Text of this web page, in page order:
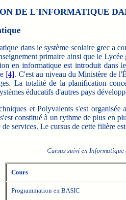
DE L'INFORMATIQUE
dans le système scolaire grec a
primaire ainsi que le
en informatique est introduit dans
[4]. C'est au niveau du Ministère de
La totalité de la planification
éducatifs d'autres pays
et Polyvalents s'est organisée
constitué à un rythme de plus en
services. Le cursus de cette filière est
Cursus suivi en Informatique
Cours
Programmation en BASIC